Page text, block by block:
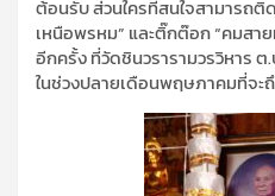
ต้อนรับ ส่วนใครที่สนใจสามารถติ
เหนือพรหม” และติ๊กต๊อก “คมสา
อีกครั้ง ที่วัดชินวรารามวรวิหาร ต
ในช่วงปลายเดือนพฤษภาคมที่จะ